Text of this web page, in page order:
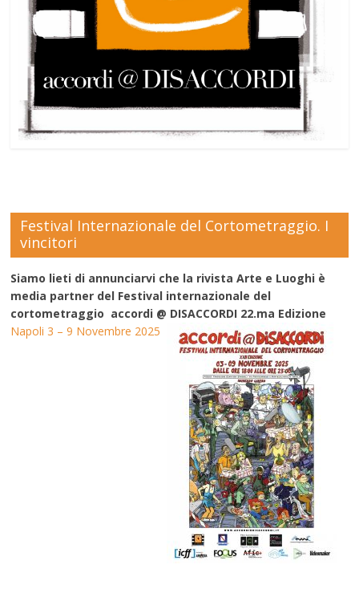
Festival Internazionale del Cortometraggio. I
vincitori
Siamo lieti di annunciarvi che la rivista Arte e Luoghi è
media partner del Festival internazionale del
cortometraggio accordi @ DISACCORDI 22.ma Edizione
Napoli 3 – 9 Novembre 2025